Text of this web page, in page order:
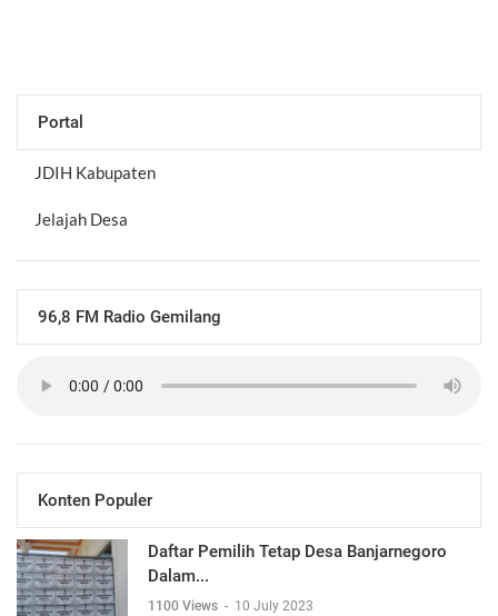
Portal
JDIH Kabupaten
Jelajah Desa
96,8 FM Radio Gemilang
Konten Populer
Daftar Pemilih Tetap Desa Banjarnegoro
Dalam...
1100 Views - 10 July 2023